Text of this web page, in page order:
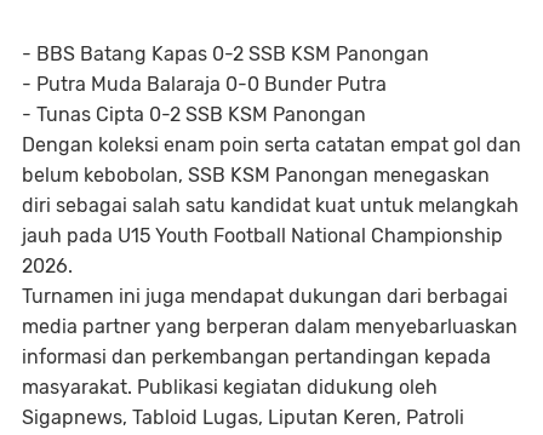
- BBS Batang Kapas 0-2 SSB KSM Panongan
- Putra Muda Balaraja 0-0 Bunder Putra
- Tunas Cipta 0-2 SSB KSM Panongan
Dengan koleksi enam poin serta catatan empat gol dan
belum kebobolan, SSB KSM Panongan menegaskan
diri sebagai salah satu kandidat kuat untuk melangkah
jauh pada U15 Youth Football National Championship
2026.
Turnamen ini juga mendapat dukungan dari berbagai
media partner yang berperan dalam menyebarluaskan
informasi dan perkembangan pertandingan kepada
masyarakat. Publikasi kegiatan didukung oleh
Sigapnews, Tabloid Lugas, Liputan Keren, Patroli